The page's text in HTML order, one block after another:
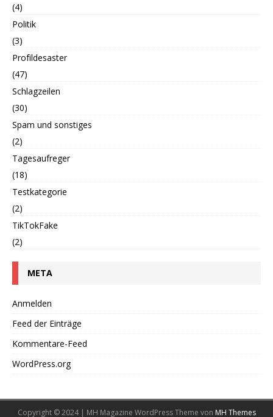
(4)
Politik
(3)
Profildesaster
(47)
Schlagzeilen
(30)
Spam und sonstiges
(2)
Tagesaufreger
(18)
Testkategorie
(2)
TikTokFake
(2)
META
Anmelden
Feed der Einträge
Kommentare-Feed
WordPress.org
Copyright © 2024 | MH Magazine WordPress Theme von MH Themes